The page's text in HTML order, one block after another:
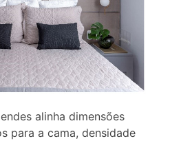
alinha dimensões
para a cama, densidade